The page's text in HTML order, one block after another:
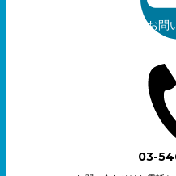
お問
03-